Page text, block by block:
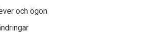
och ögon